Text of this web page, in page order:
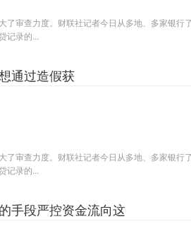
审查力度。财联社记者今日从多地、多家银
录的...
通过造假获
审查力度。财联社记者今日从多地、多家银
录的...
手段严控资金流向这